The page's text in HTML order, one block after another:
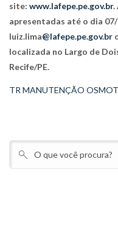
site: www.lafepe.pe.gov.br.
apresentadas até o dia
luiz.lima@lafepe.pe.gov.br
localizada no Largo de
Recife/PE.
TR MANUTENÇÃO